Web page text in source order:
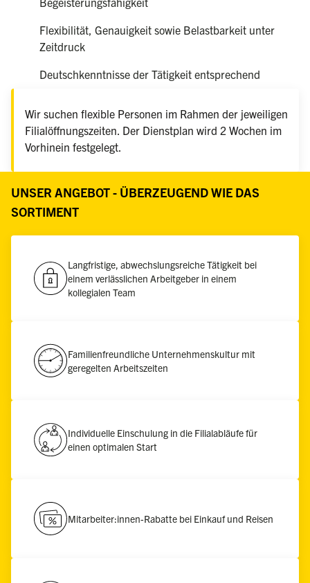
Flexibilität, Genauigkeit sowie Belastbarkeit unter
Zeitdruck
Deutschkenntnisse der Tätigkeit entsprechend
Wir suchen flexible Personen im Rahmen der jeweiligen
Filialöffnungszeiten. Der Dienstplan wird 2 Wochen im
Vorhinein festgelegt.
UNSER ANGEBOT - ÜBERZEUGEND WIE DAS
SORTIMENT
Langfristige, abwechslungsreiche Tätigkeit bei
einem verlässlichen Arbeitgeber in einem
kollegialen Team
Familienfreundliche Unternehmenskultur mit
geregelten Arbeitszeiten
Individuelle Einschulung in die Filialabläufe für
einen optimalen Start
Mitarbeiter:innen-Rabatte bei Einkauf und Reisen